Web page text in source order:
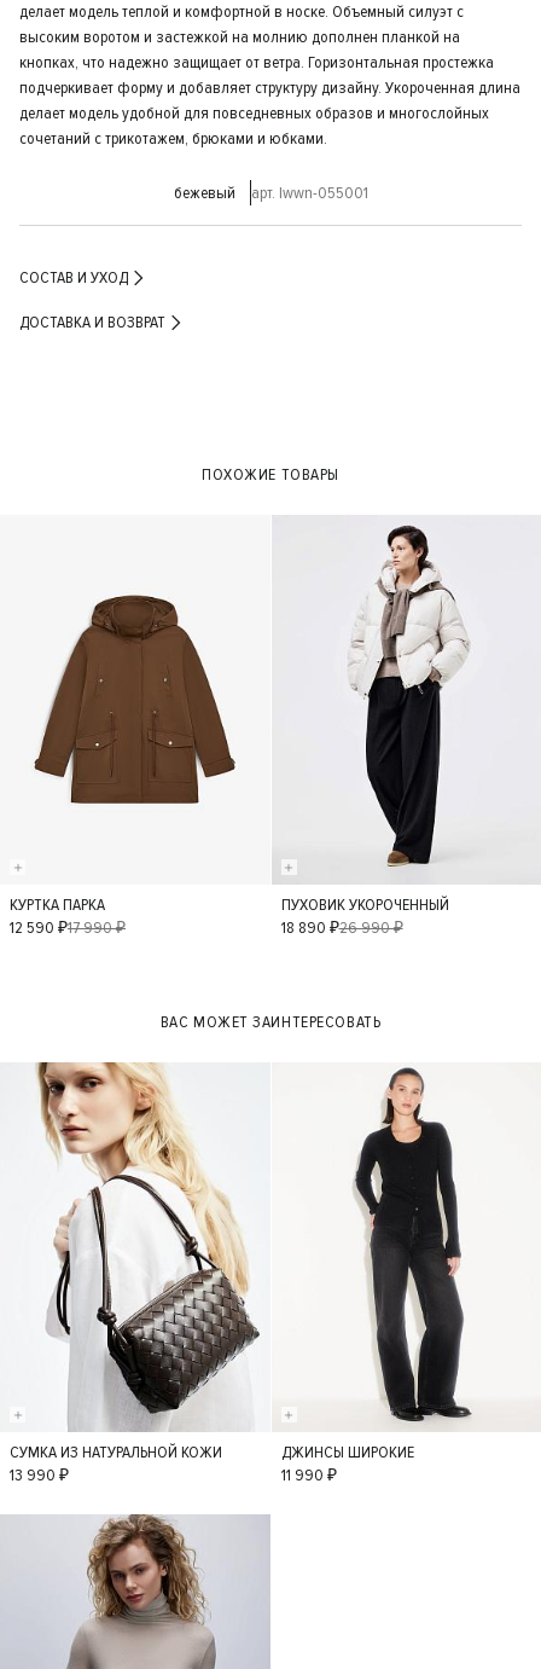
делает модель теплой и комфортной в носке. Объемный силуэт с
высоким воротом и застежкой на молнию дополнен планкой на
кнопках, что надежно защищает от ветра. Горизонтальная простежка
подчеркивает форму и добавляет структуру дизайну. Укороченная длина
делает модель удобной для повседневных образов и многослойных
сочетаний с трикотажем, брюками и юбками.
бежевый арт. lwwn-055001
СОСТАВ И УХОД
ДОСТАВКА И ВОЗВРАТ
ПОХОЖИЕ ТОВАРЫ
S L
КУРТКА ПАРКА
12 590 ₽17 990 ₽ L M
ПУХОВИК УКОРОЧЕННЫЙ
18 890 ₽26 990 ₽
ВАС МОЖЕТ ЗАИНТЕРЕСОВАТЬ
S
СУМКА ИЗ НАТУРАЛЬНОЙ КОЖИ
13 990 ₽
36
ДЖИНСЫ ШИРОКИЕ
11 990 ₽